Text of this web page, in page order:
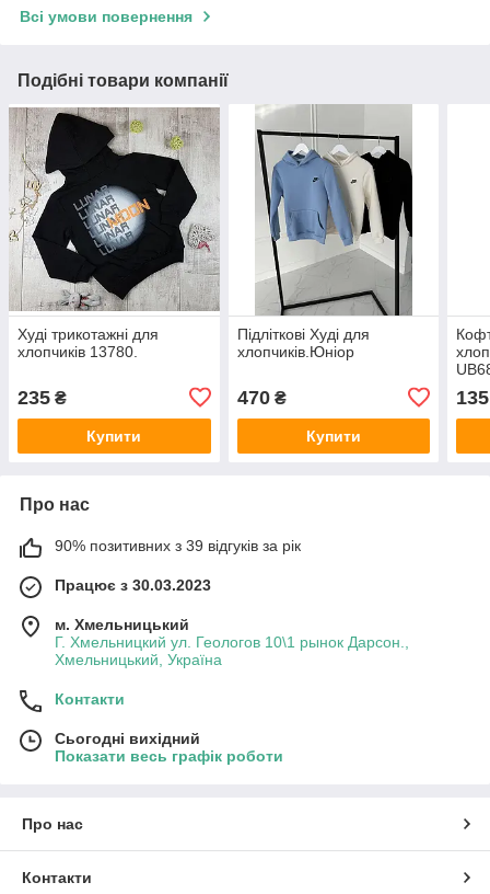
Всі умови повернення
Подібні товари компанії
Худі трикотажні для
хлопчиків 13780.
235 ₴
Купити
Підліткові Худі для
хлопчиків.Юніор
470₴
Купити
135
Про нас
90% позитивних з 39 відгуків за рік
Працює з 30.03.2023
м. Хмельницький
Г. Хмельницкий ул. Геологов 10\1 рынок Дарсон.,
Хмельницький, Україна
Контакти
Сьогодні вихідний
Показати весь графік роботи
Про нас
Контакти